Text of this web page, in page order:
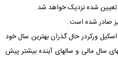
تعیین شده نزدیک خواهد شد.
ورکردر حال گذران بهترین سال خود
سال مالی و سالهای آینده بیشتر پیش